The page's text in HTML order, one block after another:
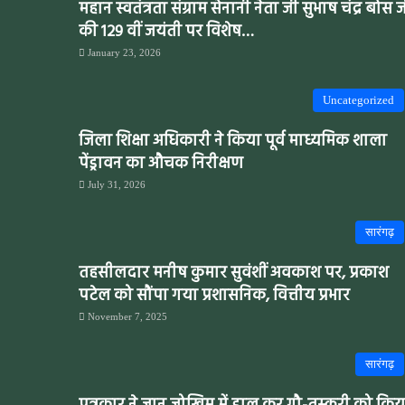
महान स्वतंत्रता संग्राम सेनानी नेता जी सुभाष चंद्र बोस
की 129 वीं जयंती पर विशेष…
January 23, 2026
Uncategorized
जिला शिक्षा अधिकारी ने किया पूर्व माध्यमिक शाला
पेंड्रावन का औचक निरीक्षण
July 31, 2026
सारंगढ़
तहसीलदार मनीष कुमार सुवंशीं अवकाश पर, प्रकाश
पटेल को सौंपा गया प्रशासनिक, वित्तीय प्रभार
November 7, 2025
सारंगढ़